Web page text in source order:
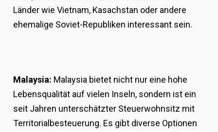
Länder wie Vietnam, Kasachstan oder andere
ehemalige Soviet-Republiken interessant sein.
Malaysia: Malaysia bietet nicht nur eine hohe
Lebensqualität auf vielen Inseln, sondern ist ein
seit Jahren unterschätzter Steuerwohnsitz mit
Territorialbesteuerung. Es gibt diverse Optionen